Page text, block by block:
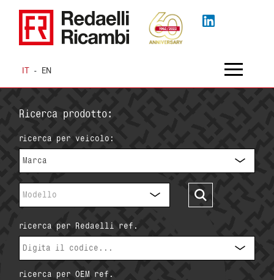
IT - EN
Ricerca prodotto:
ricerca per veicolo:
Marca
Modello
ricerca per Redaelli ref.
ricerca per OEM ref.